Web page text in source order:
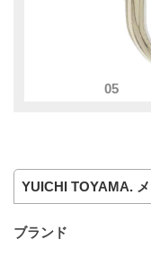
05
YUICHI TOYAMA.
ブランド